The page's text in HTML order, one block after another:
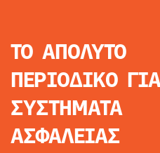
ΤΟ ΑΠΟΛΥΤΟ
ΠΕΡΙΟΔΙΚΟ
ΣΥΣΤΗΜΑΤΑ
ΑΣΦΑΛΕΙΑΣ